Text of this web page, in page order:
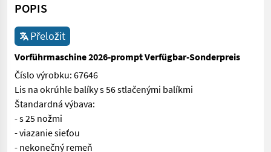
POPIS
Přeložit
Vorführmaschine 2026-prompt Verfügbar-Sonderpreis
Číslo výrobku: 67646
Lis na okrúhle balíky s 56 stlačenými balíkmi
Štandardná výbava:
- s 25 nožmi
- viazanie sieťou
- nekonečný remeň